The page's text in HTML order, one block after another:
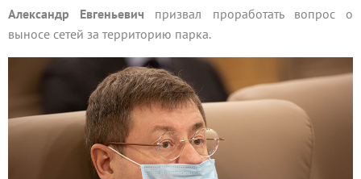
Александр Евгеньевич призвал проработать вопрос о
выносе сетей за территорию парка.